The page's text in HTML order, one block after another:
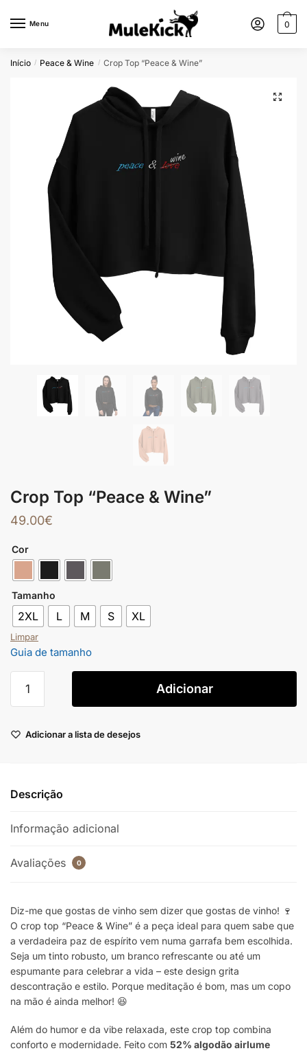
Menu 0
Início / Peace & Wine / Crop Top “Peace & Wine”
🔍
Crop Top “Peace & Wine”
49.00€
Cor
Tamanho
2XL L M S XL
Limpar
Guia de tamanho
Adicionar
Adicionar a lista de desejos
Descrição
Informação adicional
Avaliações 0
Diz-me que gostas de vinho sem dizer que gostas de vinho! 🍷
O crop top “Peace & Wine” é a peça ideal para quem sabe que
a verdadeira paz de espírito vem numa garrafa bem escolhida.
Seja um tinto robusto, um branco refrescante ou até um
espumante para celebrar a vida – este design grita
descontração e estilo. Porque meditação é bom, mas um copo
na mão é ainda melhor! 😆
Além do humor e da vibe relaxada, este crop top combina
conforto e modernidade. Feito com 52% algodão airlume